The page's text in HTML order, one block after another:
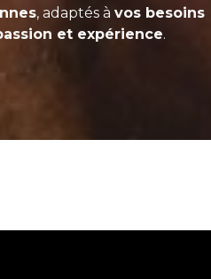
, adaptés à vos besoins
et expérience.